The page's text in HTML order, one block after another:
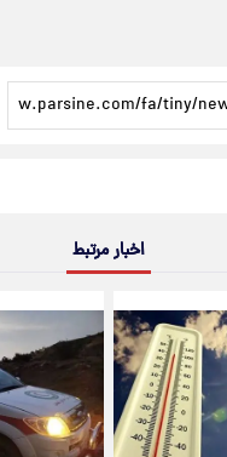
اخبار مرتبط